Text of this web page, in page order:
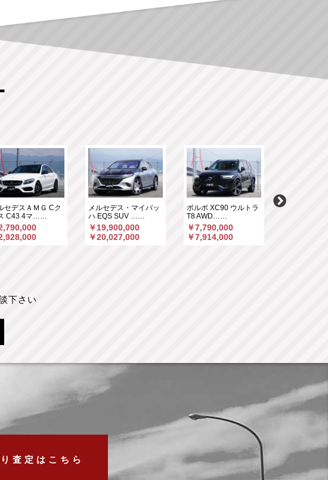
セデスＡＭＧ Cク
C43 4マ……
メルセデス・マイバッ
ハ EQS SUV ……
￥19,900,000
￥20,027,000
ボルボ XC90 ウルトラ
T8 AWD……
￥7,790,000
￥7,914,000
下さい
査定はこちら